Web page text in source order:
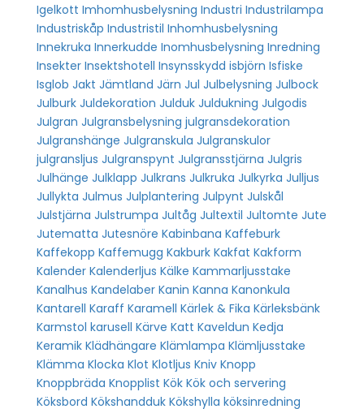
Igelkott Imhomhusbelysning Industri Industrilampa
Industriskåp Industristil Inhomhusbelysning
Innekruka Innerkudde Inomhusbelysning Inredning
Insekter Insektshotell Insynsskydd isbjörn Isfiske
Isglob Jakt Jämtland Järn Jul Julbelysning Julbock
Julburk Juldekoration Julduk Juldukning Julgodis
Julgran Julgransbelysning julgransdekoration
Julgranshänge Julgranskula Julgranskulor
julgransljus Julgranspynt Julgransstjärna Julgris
Julhänge Julklapp Julkrans Julkruka Julkyrka Julljus
Jullykta Julmus Julplantering Julpynt Julskål
Julstjärna Julstrumpa Jultåg Jultextil Jultomte Jute
Jutematta Jutesnöre Kabinbana Kaffeburk
Kaffekopp Kaffemugg Kakburk Kakfat Kakform
Kalender Kalenderljus Kälke Kammarljusstake
Kanalhus Kandelaber Kanin Kanna Kanonkula
Kantarell Karaff Karamell Kärlek & Fika Kärleksbänk
Karmstol karusell Kärve Katt Kaveldun Kedja
Keramik Klädhängare Klämlampa Klämljusstake
Klämma Klocka Klot Klotljus Kniv Knopp
Knoppbräda Knopplist Kök Kök och servering
Köksbord Kökshandduk Kökshylla köksinredning